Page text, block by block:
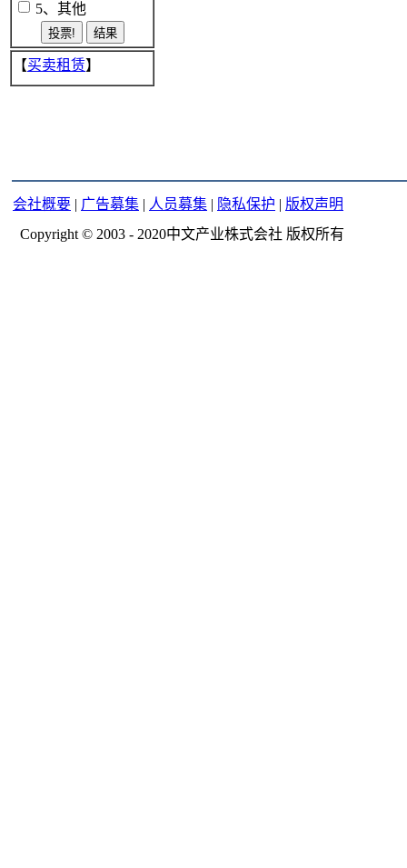
5、其他
【买卖租赁】
会社概要 | 广告募集 | 人员募集 | 隐私保护 | 版权声明
Copyright © 2003 - 2020中文产业株式会社 版权所有